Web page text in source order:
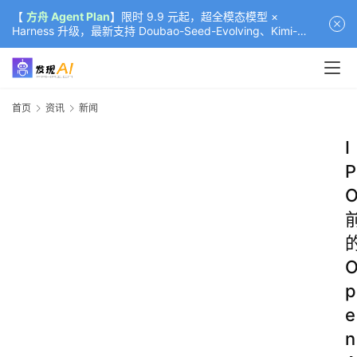
【 方舟 Agent Plan】限时 9.9 元起，超全模态模型 ×
Harness 升级，最新支持 Doubao-Seed-Evolving、Kimi-
K3（部分）、GLM-5.2
首页 资讯 新闻
I
P
p
e
n